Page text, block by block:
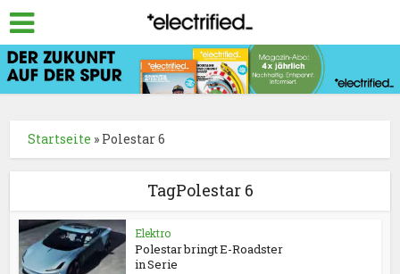
Startseite » Polestar 6
TagPolestar 6
Elektro
Polestar bringt E-Roadster
in Serie